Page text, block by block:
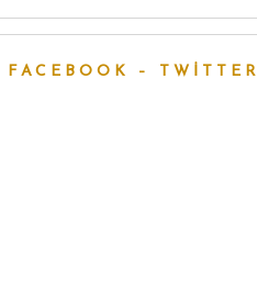
FACEBOOK – TWITTER